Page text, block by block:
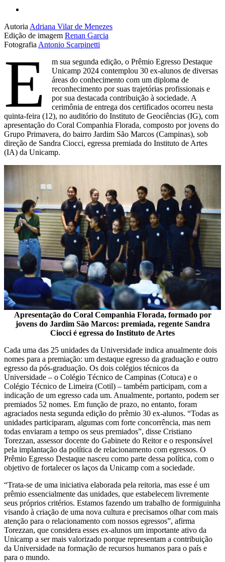
Autoria Adriana Vilar de Menezes
Edição de imagem Renan Garcia
Fotografia Antonio Scarpinetti
E
m sua segunda edição, o Prêmio Egresso Destaque
Unicamp 2024 contemplou 30 ex-alunos de diversas
áreas do conhecimento com um diploma de
reconhecimento por suas trajetórias profissionais e
por sua destacada contribuição à sociedade. A
cerimônia de entrega dos certificados ocorreu nesta
quinta-feira (12), no auditório do Instituto de Geociências (IG), com
apresentação do Coral Companhia Florada, composto por jovens do
Grupo Primavera, do bairro Jardim São Marcos (Campinas), sob
direção de Sandra Ciocci, egressa premiada do Instituto de Artes
(IA) da Unicamp.
Apresentação do Coral Companhia Florada, formado por
jovens do Jardim São Marcos: premiada, regente Sandra
Ciocci é egressa do Instituto de Artes
Cada uma das 25 unidades da Universidade indica anualmente dois
nomes para a premiação: um destaque egresso da graduação e outro
egresso da pós-graduação. Os dois colégios técnicos da
Universidade – o Colégio Técnico de Campinas (Cotuca) e o
Colégio Técnico de Limeira (Cotil) – também participam, com a
indicação de um egresso cada um. Anualmente, portanto, podem ser
premiados 52 nomes. Em função de prazo, no entanto, foram
agraciados nesta segunda edição do prêmio 30 ex-alunos. “Todas as
unidades participaram, algumas com forte concorrência, mas nem
todas enviaram a tempo os seus premiados”, disse Cristiano
Torezzan, assessor docente do Gabinete do Reitor e o responsável
pela implantação da política de relacionamento com egressos. O
Prêmio Egresso Destaque nasceu como parte dessa política, com o
objetivo de fortalecer os laços da Unicamp com a sociedade.
“Trata-se de uma iniciativa elaborada pela reitoria, mas esse é um
prêmio essencialmente das unidades, que estabelecem livremente
seus próprios critérios. Estamos fazendo um trabalho de formiguinha
visando à criação de uma nova cultura e precisamos olhar com mais
atenção para o relacionamento com nossos egressos”, afirma
Torezzan, que considera esses ex-alunos um importante ativo da
Unicamp a ser mais valorizado porque representam a contribuição
da Universidade na formação de recursos humanos para o país e
para o mundo.